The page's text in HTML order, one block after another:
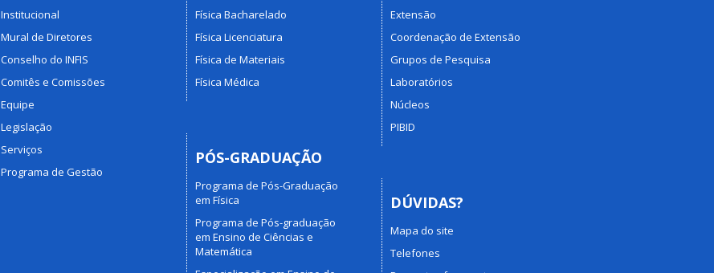
Institucional
Mural de Diretores
Conselho do INFIS
Comitês e Comissões
Equipe
Legislação
Serviços
Programa de Gestão
Física Bacharelado
Física Licenciatura
Física de Materiais
Física Médica
PÓS-GRADUAÇÃO
Programa de Pós-Graduação
em Física
Programa de Pós-graduação
em Ensino de Ciências e
Matemática
Extensão
Coordenação de Extensão
Grupos de Pesquisa
Laboratórios
Núcleos
PIBID
DÚVIDAS?
Mapa do site
Telefones